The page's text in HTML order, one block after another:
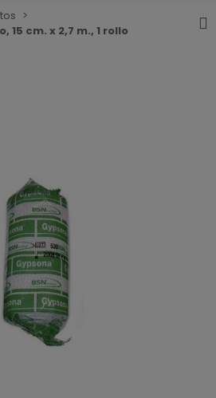
15 cm. x 2,7 m., 1 rollo